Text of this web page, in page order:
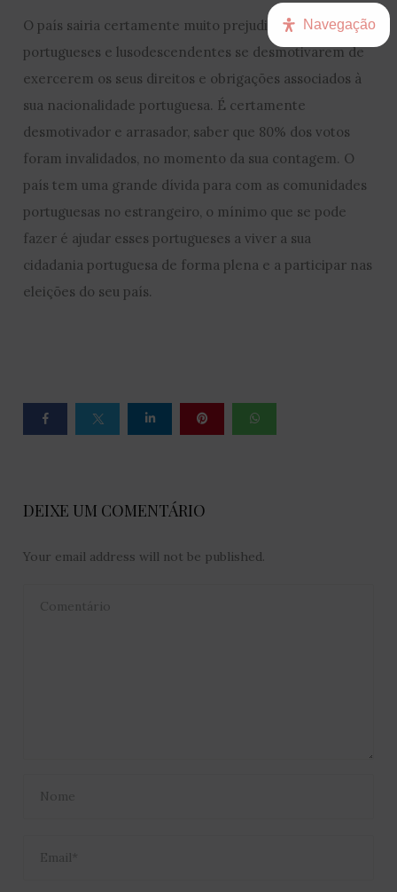
O país sairia certamente muito prejudicado, se os
portugueses e lusodescendentes se desmotivarem de
exercerem os seus direitos e obrigações associados à
sua nacionalidade portuguesa. É certamente
desmotivador e arrasador, saber que 80% dos votos
foram invalidados, no momento da sua contagem. O
país tem uma grande dívida para com as comunidades
portuguesas no estrangeiro, o mínimo que se pode
fazer é ajudar esses portugueses a viver a sua
cidadania portuguesa de forma plena e a participar nas
eleições do seu país.
DEIXE UM COMENTÁRIO
Your email address will not be published.
Navegação